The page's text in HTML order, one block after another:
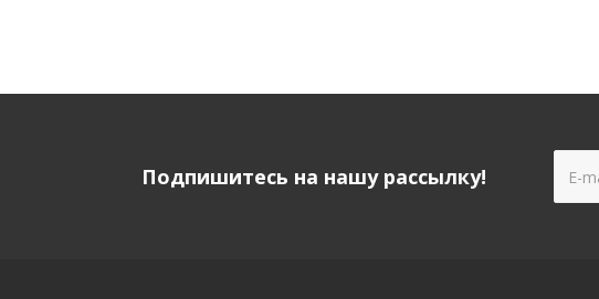
Подпишитесь на нашу рассылку!